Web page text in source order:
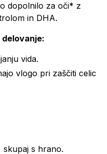
dopolnilo za oči* z
in DHA.
vida.
vlogo pri zaščiti celic
skupaj s hrano.